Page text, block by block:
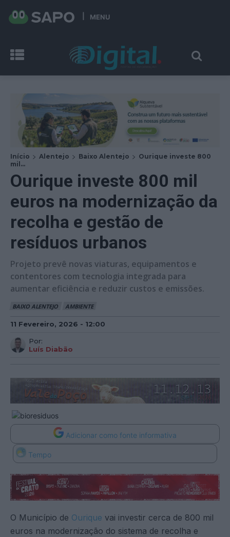
MENU
Início Alentejo Baixo Alentejo
Ourique investe 800
mil...
Ourique investe 800 mil
euros na modernização da
recolha e gestão de
resíduos urbanos
Projeto prevê novas viaturas, equipamentos e
contentores com tecnologia integrada para
aumentar eficiência e reduzir custos e emissões.
BAIXO ALENTEJO AMBIENTE
11 Fevereiro, 2026 - 12:00
Por:
Luís Diabão
Adicionar como fonte informativa
Tempo
O Município de Ourique vai investir cerca de 800 mil
euros na modernização do sistema de recolha e